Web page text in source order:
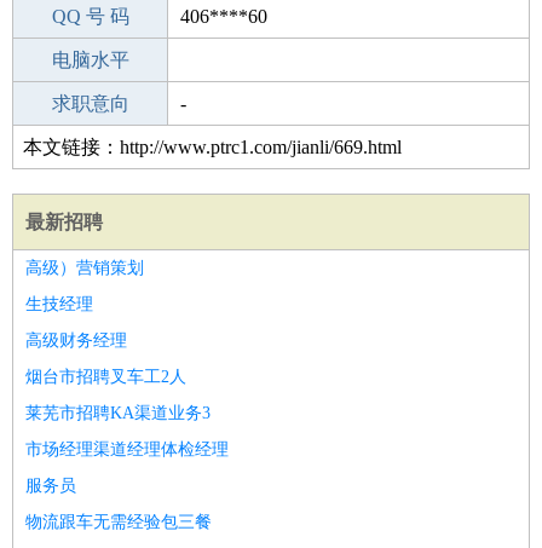
手机号码 194****1445
QQ 号 码 406****60
微信号码
电脑水平
外语水平
求职意向 -
本文链接：http://www.ptrc1.com/jianli/669.html
最新招聘
高级）营销策划
生技经理
高级财务经理
烟台市招聘叉车工2人
莱芜市招聘KA渠道业务3
市场经理渠道经理体检经理
服务员
物流跟车无需经验包三餐